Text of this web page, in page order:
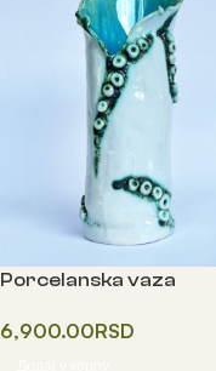
Porcelanska vaza
6,900.00RSD